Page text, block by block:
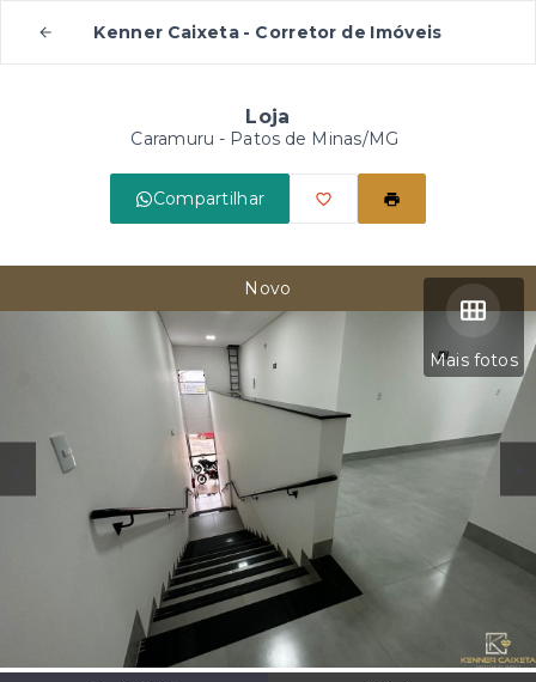
Kenner Caixeta - Corretor de Imóveis
Loja
Caramuru - Patos de Minas/MG
Compartilhar
Mais fotos
Novo